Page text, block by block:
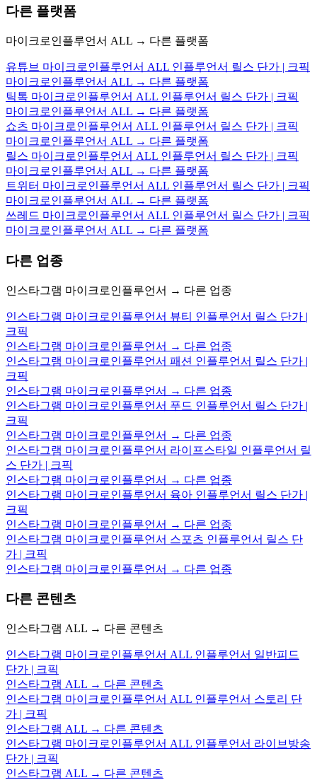
다른 플랫폼
마이크로인플루언서 ALL → 다른 플랫폼
유튜브 마이크로인플루언서 ALL 인플루언서 릴스 단가 | 크픽
마이크로인플루언서 ALL → 다른 플랫폼
틱톡 마이크로인플루언서 ALL 인플루언서 릴스 단가 | 크픽
마이크로인플루언서 ALL → 다른 플랫폼
쇼츠 마이크로인플루언서 ALL 인플루언서 릴스 단가 | 크픽
마이크로인플루언서 ALL → 다른 플랫폼
릴스 마이크로인플루언서 ALL 인플루언서 릴스 단가 | 크픽
마이크로인플루언서 ALL → 다른 플랫폼
트위터 마이크로인플루언서 ALL 인플루언서 릴스 단가 | 크픽
마이크로인플루언서 ALL → 다른 플랫폼
쓰레드 마이크로인플루언서 ALL 인플루언서 릴스 단가 | 크픽
마이크로인플루언서 ALL → 다른 플랫폼
다른 업종
인스타그램 마이크로인플루언서 → 다른 업종
인스타그램 마이크로인플루언서 뷰티 인플루언서 릴스 단가 |
크픽
인스타그램 마이크로인플루언서 → 다른 업종
인스타그램 마이크로인플루언서 패션 인플루언서 릴스 단가 |
크픽
인스타그램 마이크로인플루언서 → 다른 업종
인스타그램 마이크로인플루언서 푸드 인플루언서 릴스 단가 |
크픽
인스타그램 마이크로인플루언서 → 다른 업종
인스타그램 마이크로인플루언서 라이프스타일 인플루언서 릴
스 단가 | 크픽
인스타그램 마이크로인플루언서 → 다른 업종
인스타그램 마이크로인플루언서 육아 인플루언서 릴스 단가 |
크픽
인스타그램 마이크로인플루언서 → 다른 업종
인스타그램 마이크로인플루언서 스포츠 인플루언서 릴스 단
가 | 크픽
인스타그램 마이크로인플루언서 → 다른 업종
다른 콘텐츠
인스타그램 ALL → 다른 콘텐츠
인스타그램 마이크로인플루언서 ALL 인플루언서 일반피드
단가 | 크픽
인스타그램 ALL → 다른 콘텐츠
인스타그램 마이크로인플루언서 ALL 인플루언서 스토리 단
가 | 크픽
인스타그램 ALL → 다른 콘텐츠
인스타그램 마이크로인플루언서 ALL 인플루언서 라이브방송
단가 | 크픽
인스타그램 ALL → 다른 콘텐츠